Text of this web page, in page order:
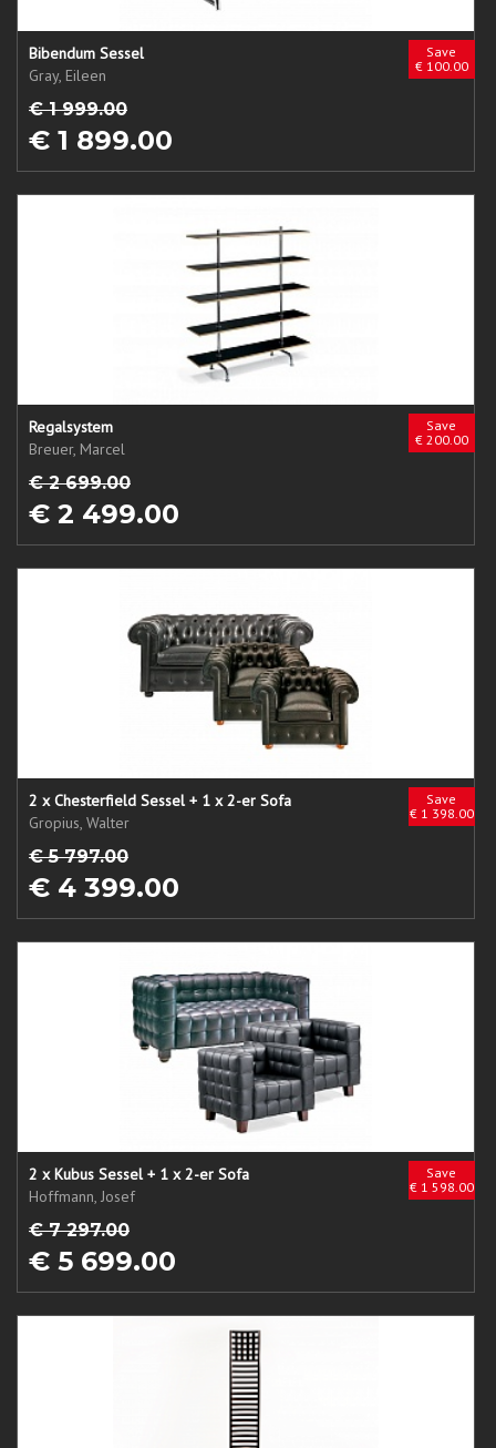
Save
€ 100.00
Bibendum Sessel
Gray, Eileen
€ 1 999.00
€ 1 899.00
Save
€ 200.00
Regalsystem
Breuer, Marcel
€ 2 699.00
€ 2 499.00
Save
€ 1 398.00
2 x Chesterfield Sessel + 1 x 2-er Sofa
Gropius, Walter
€ 5 797.00
€ 4 399.00
Save
€ 1 598.00
2 x Kubus Sessel + 1 x 2-er Sofa
Hoffmann, Josef
€ 7 297.00
€ 5 699.00